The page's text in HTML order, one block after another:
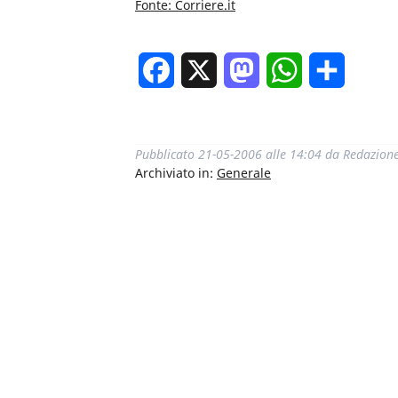
Fonte: Corriere.it
Facebook MastodonWhatsApp
Pubblicato 21-05-2006 alle 14:04 da
Archiviato in: Generale